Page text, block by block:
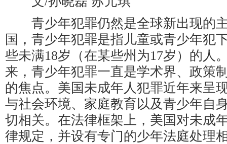
青少年犯罪仍然是全球新出现的
国，青少年犯罪是指儿童或青少年犯
些未满18岁（在某些州为17岁）的人
来，青少年犯罪一直是学术界、政策
的焦点。美国未成年人犯罪近年来呈
与社会环境、家庭教育以及青少年自
切相关。在法律框架上，美国对未成
律规定，并设有专门的少年法庭处理